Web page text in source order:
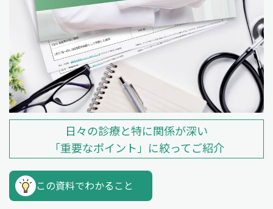
日々の診療と特に関係が深い
「重要なポイント」に絞ってご紹介
この資料でわかること